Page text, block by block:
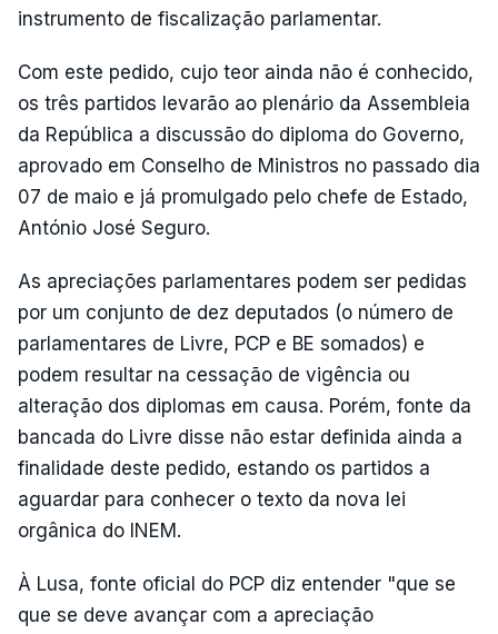
instrumento de fiscalização parlamentar.
Com este pedido, cujo teor ainda não é conhecido,
os três partidos levarão ao plenário da Assembleia
da República a discussão do diploma do Governo,
aprovado em Conselho de Ministros no passado dia
07 de maio e já promulgado pelo chefe de Estado,
António José Seguro.
As apreciações parlamentares podem ser pedidas
por um conjunto de dez deputados (o número de
parlamentares de Livre, PCP e BE somados) e
podem resultar na cessação de vigência ou
alteração dos diplomas em causa. Porém, fonte da
bancada do Livre disse não estar definida ainda a
finalidade deste pedido, estando os partidos a
aguardar para conhecer o texto da nova lei
orgânica do INEM.
À Lusa, fonte oficial do PCP diz entender "que se
que se deve avançar com a apreciação